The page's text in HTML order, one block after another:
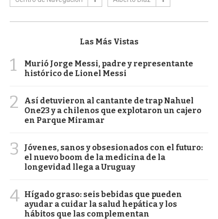
Las Más Vistas
1
Murió Jorge Messi, padre y representante
histórico de Lionel Messi
2
Así detuvieron al cantante de trap Nahuel
One23 y a chilenos que explotaron un cajero
en Parque Miramar
3
Jóvenes, sanos y obsesionados con el futuro:
el nuevo boom de la medicina de la
longevidad llega a Uruguay
4 Hígado graso: seis bebidas que pueden
ayudar a cuidar la salud hepática y los
hábitos que las complementan